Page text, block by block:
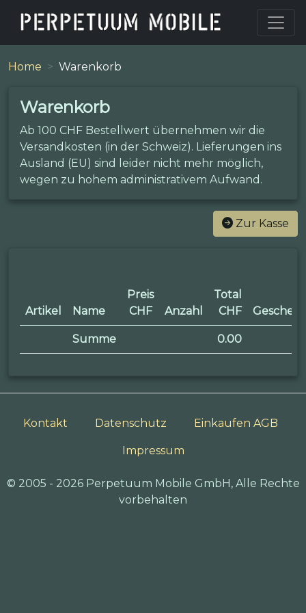
Home Warenkorb
Warenkorb
Ab 100 CHF Bestellwert übernehmen wir die
Versandkosten (in der Schweiz). Lieferungen ins
Ausland (EU) sind leider nicht mehr möglich,
wegen zu hohem administrativem Aufwand.
Zur Kasse
Artikel Name
Preis
CHF
Anzahl
Total
CHF
Summe 0.00
Kontakt Datenschutz Einkaufen AGB
Impressum
© 2005 - 2026 Perpetuum Mobile GmbH, Alle Rechte
vorbehalten